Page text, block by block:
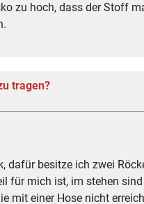
zu hoch, dass der Stoff
tragen?
dafür besitze ich zwei
für mich ist, im stehen
mit einer Hose nicht